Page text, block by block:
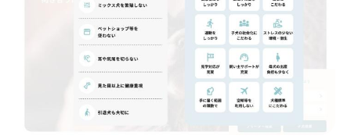
ゃんを家族のように愛する「優良ブリーダー」のみを独自の
厳しい基準で厳選し、その評価基準や評価結果をオープンに
しています。これにより、消費者の皆様が安心して子犬やブ
リーダーを選べる環境を整えています。
そして、消費者の皆様が正しい情報をもとに優良ブリーダー
を求めることで、ワンちゃんを家族のように愛する優良ブリ
ーダーが増え、営利優先の「悪徳ブリーダー」が自然と淘汰
される社会を目指しています。目の前の子犬だけでなく、親